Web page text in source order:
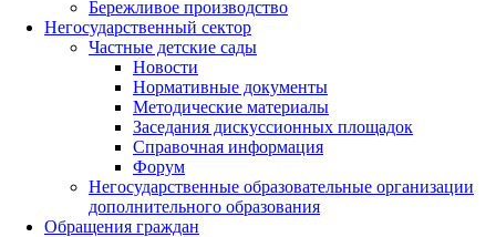
Бережливое производство
Негосударственный сектор
Частные детские сады
Новости
Нормативные документы
Методические материалы
Заседания дискуссионных площадок
Справочная информация
Форум
Негосударственные образовательные организации
дополнительного образования
Обращения граждан